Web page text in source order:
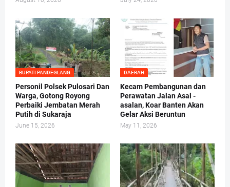
BUPATI PANDEGLANG
Personil Polsek Pulosari Dan
Warga, Gotong Royong
Perbaiki Jembatan Merah
Putih di Sukaraja
June 15, 2026
DAERAH
Kecam Pembangunan dan
Perawatan Jalan Asal -
asalan, Koar Banten Akan
Gelar Aksi Beruntun
May 11, 2026